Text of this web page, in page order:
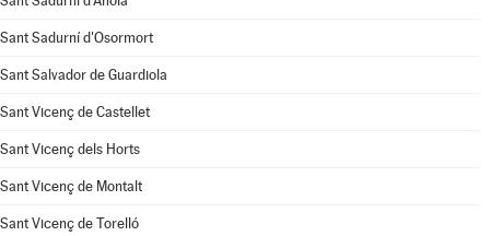
Sant Sadurní d'Osormort
Sant Salvador de Guardiola
Sant Vicenç de Castellet
Sant Vicenç dels Horts
Sant Vicenç de Montalt
Sant Vicenç de Torelló